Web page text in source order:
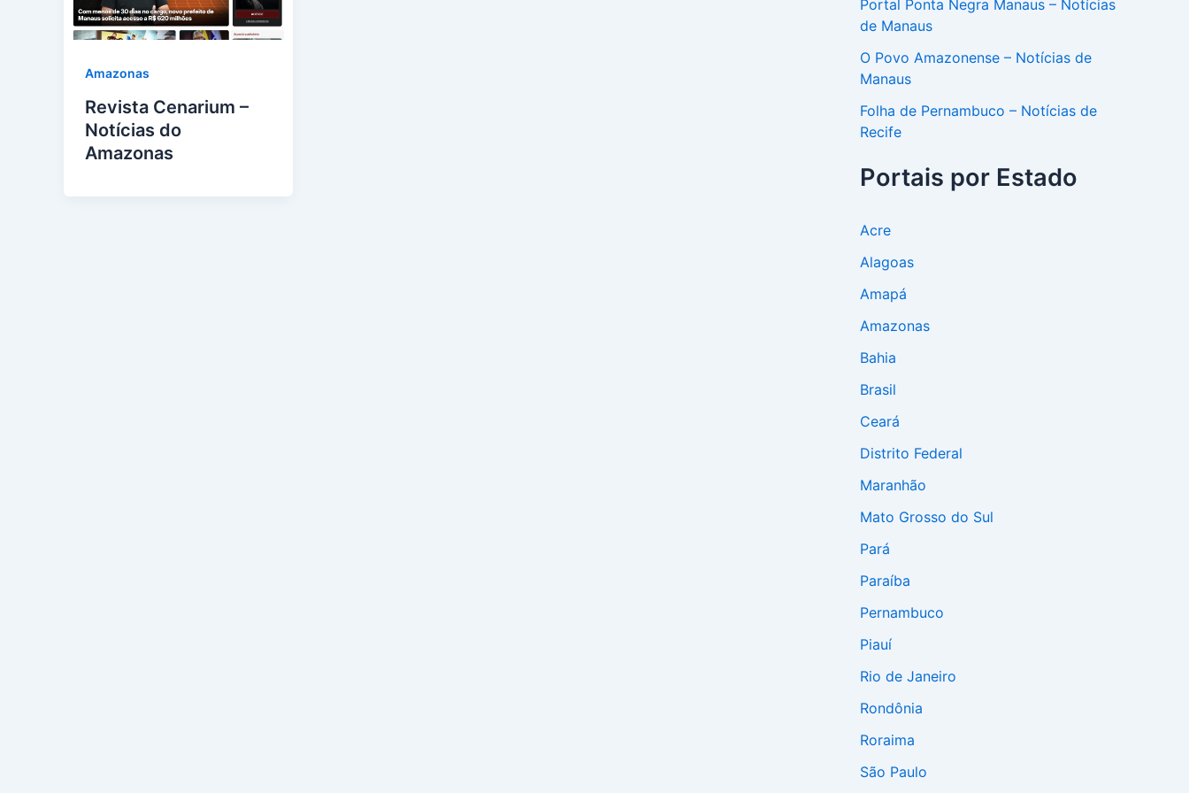
Amazonas
Revista Cenarium –
Notícias do
Amazonas
Portal Ponta Negra Manaus – Notícias
de Manaus
O Povo Amazonense – Notícias de
Manaus
Folha de Pernambuco – Notícias de
Recife
Portais por Estado
Acre
Alagoas
Amapá
Amazonas
Bahia
Brasil
Ceará
Distrito Federal
Maranhão
Mato Grosso do Sul
Pará
Paraíba
Pernambuco
Piauí
Rio de Janeiro
Rondônia
Roraima
São Paulo